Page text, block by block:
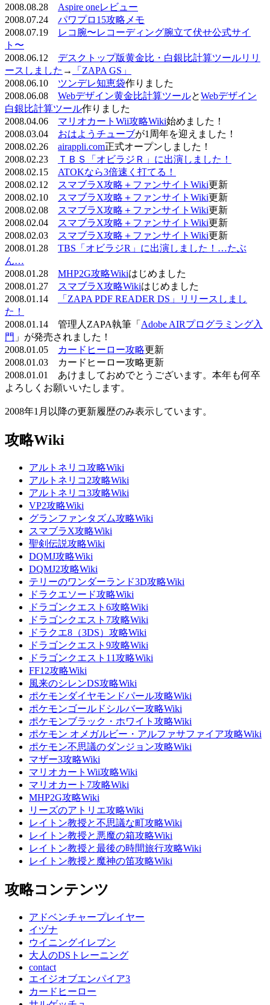
2008.08.28 Aspire oneレビュー
2008.07.24 パワプロ15攻略メモ
2008.07.19
レコ腕〜レコーディング腕立て伏せ公式サイ
ト〜
2008.06.12 デスクトップ版黄金比・白銀比計算ツールリリ
ースしました →
「ZAPA GS」
2008.06.10 ツンデレ知恵袋作りました
2008.06.08 Webデザイン黄金比計算ツールとWebデザイン
白銀比計算ツール作りました
2008.04.06 マリオカートWii攻略Wiki始めました！
2008.03.04 おはようチューブが1周年を迎えました！
2008.02.26 airappli.com正式オープンしました！
2008.02.23
ＴＢＳ「オビラジＲ」に出演しました！
2008.02.15 ATOKなら3倍速く打てる！
2008.02.12
スマブラX攻略＋ファンサイトWiki更新
2008.02.10
スマブラX攻略＋ファンサイトWiki更新
2008.02.08
スマブラX攻略＋ファンサイトWiki更新
2008.02.04
スマブラX攻略＋ファンサイトWiki更新
2008.02.03
スマブラX攻略＋ファンサイトWiki更新
2008.01.28 TBS「オビラジR」に出演しました！…たぶ
ん…
2008.01.28 MHP2G攻略Wikiはじめました
2008.01.27
スマブラX攻略Wikiはじめました
2008.01.14
「ZAPA PDF READER DS」リリースしまし
た！
2008.01.14 管理人ZAPA執筆「 Adobe AIRプログラミング入
門 」が発売されました！
2008.01.05
カードヒーロー攻略更新
2008.01.03 カードヒーロー攻略更新
2008.01.01 あけましておめでとうございます。本年も何卒
よろしくお願いいたします。
2008年1月以降の更新履歴のみ表示しています。
攻略Wiki
アルトネリコ攻略Wiki
アルトネリコ2攻略Wiki
アルトネリコ3攻略Wiki
VP2攻略Wiki
グランファンタズム攻略Wiki
スマブラX攻略Wiki
聖剣伝説攻略Wiki
DQMJ攻略Wiki
DQMJ2攻略Wiki
テリーのワンダーランド3D攻略Wiki
ドラクエソード攻略Wiki
ドラゴンクエスト6攻略Wiki
ドラゴンクエスト7攻略Wiki
ドラクエ8（3DS）攻略Wiki
ドラゴンクエスト9攻略Wiki
ドラゴンクエスト11攻略Wiki
FF12攻略Wiki
風来のシレンDS攻略Wiki
ポケモンダイヤモンドパール攻略Wiki
ポケモンゴールドシルバー攻略Wiki
ポケモンブラック・ホワイト攻略Wiki
ポケモン オメガルビー・アルファサファイア攻略Wiki
ポケモン不思議のダンジョン攻略Wiki
マザー3攻略Wiki
マリオカートWii攻略Wiki
マリオカート7攻略Wiki
MHP2G攻略Wiki
リーズのアトリエ攻略Wiki
レイトン教授と不思議な町攻略Wiki
レイトン教授と悪魔の箱攻略Wiki
レイトン教授と最後の時間旅行攻略Wiki
レイトン教授と魔神の笛攻略Wiki
攻略コンテンツ
アドベンチャープレイヤー
イヅナ
ウイニングイレブン
大人のDSトレーニング
contact
エイジオブエンパイア3
カードヒーロー